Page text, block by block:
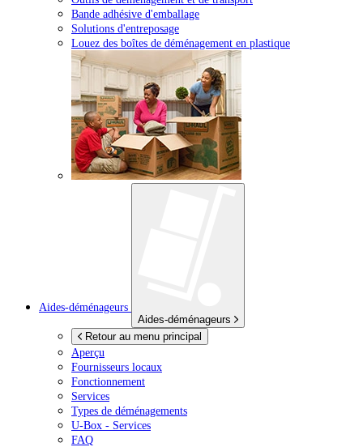
Bande adhésive d'emballage
Solutions d'entreposage
Louez des boîtes de déménagement en plastique
Aides-déménageurs
Aides-déménageurs
Retour au menu principal
Aperçu
Fournisseurs locaux
Fonctionnement
Services
Types de déménagements
U-Box - Services
FAQ